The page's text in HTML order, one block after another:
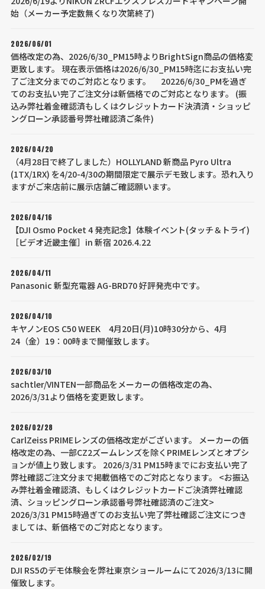
始（メーカー予定数無くなり次第終了)
2026/06/01
価格改定の為、2026/6/30_PM15時よりBrightSign商品の価格変
更致します。 現在表示価格は2026/6/30_PM15時迄にお支払い完
了ご注文分までのご対応となります。 20226/6/30_PMを過ぎ
てのお支払い完了ご注文分は新価格でのご対応となります。 (振
込み弊社着金確認済もしくはクレジットカード決済済・ショッピ
ングローン承認番号弊社確認済ご条件)
2026/04/20
（4月28日で終了しました）HOLLYLAND 新商品 Pyro Ultra
(1TX/1RX) を4/20-4/30の期間限定で展示デモ致します。恐れ入り
ますがご来店前に展示店舗ご確認願います。
2026/04/16
【DJI Osmo Pocket 4 発売記念】体験イベント(タッチ＆トライ)
［ビデオ近畿主催］in 新宿 2026.4.22
2026/04/11
Panasonic 新型充電器 AG-BRD70 好評発売中です。
2026/04/10
キヤノンEOS C50 WEEK 4月20日(月)10時30分から、4月
24（金）19：00時まで開催致します。
2026/03/10
sachtler/VINTEN一部商品をメーカーの価格改定の為、
2026/3/31より価格を変更致します。
2026/02/28
CarlZeiss PRIMEレンズの価格改定がございます。 メーカーの価
格改定の為、一部CZ2ズームレンズを除くPRIMEレンズとオプシ
ョンが値上り致します。 2026/3/31 PM15時までにお支払い完了
弊社確認ご注文分まで掲載価格でのご対応となります。 <お振込
み弊社着金確認済、もしくはクレジットカードご決済弊社確認
済、ショッピングローン承認番号弊社確認済のご注文>
2026/3/31 PM15時過ぎてのお支払い完了弊社確認ご注文につき
ましては、新価格でのご対応となります。
2026/02/19
DJI RS5のデモ体験会を弊社東京ショールームにて2026/3/13に開
催致します。